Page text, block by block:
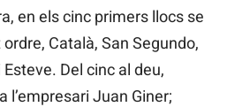
en els cinc primers llocs se
Català, San Segundo,
Del cinc al deu,
l’empresari Juan Giner;